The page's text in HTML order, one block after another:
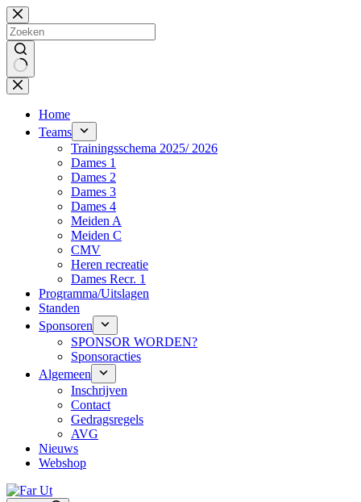
Ga
naar
de
inhoud
Geen
resultaten
Home
Teams
Trainingsschema 2025/ 2026
Dames 1
Dames 2
Dames 3
Dames 4
Meiden A
Meiden C
CMV
Heren recreatie
Dames Recr. 1
Programma/Uitslagen
Standen
Sponsoren
SPONSOR WORDEN?
Sponsoracties
Algemeen
Inschrijven
Contact
Gedragsregels
AVG
Nieuws
Webshop